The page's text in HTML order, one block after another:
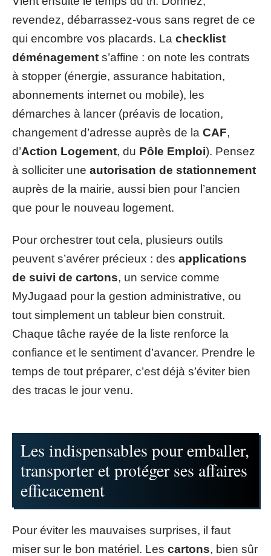
revendez, débarrassez-vous sans regret de ce
qui encombre vos placards. La checklist
déménagement s’affine : on note les contrats
à stopper (énergie, assurance habitation,
abonnements internet ou mobile), les
démarches à lancer (préavis de location,
changement d’adresse auprès de la CAF,
d’Action Logement, du Pôle Emploi). Pensez
à solliciter une autorisation de stationnement
auprès de la mairie, aussi bien pour l’ancien
que pour le nouveau logement.
Pour orchestrer tout cela, plusieurs outils
peuvent s’avérer précieux : des applications
de suivi de cartons, un service comme
MyJugaad pour la gestion administrative, ou
tout simplement un tableur bien construit.
Chaque tâche rayée de la liste renforce la
confiance et le sentiment d’avancer. Prendre le
temps de tout préparer, c’est déjà s’éviter bien
des tracas le jour venu.
Les indispensables pour emballer,
transporter et protéger ses affaires
efficacement
Pour éviter les mauvaises surprises, il faut
miser sur le bon matériel. Les cartons, bien sûr